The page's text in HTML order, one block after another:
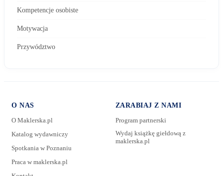
Kompetencje osobiste
Motywacja
Przywództwo
O NAS
O Maklerska.pl
Katalog wydawniczy
Spotkania w Poznaniu
Praca w maklerska.pl
ZARABIAJ Z NAMI
Program partnerski
Wydaj książkę giełdową z
maklerska.pl
E-mail: